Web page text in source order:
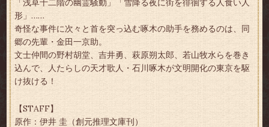
「浅草十二階の幽霊騒動」「雪降る夜に街を徘徊する人食い人
形」……
奇怪な事件に次々と首を突っ込む啄木の助手を務めるのは、同
郷の先輩・金田一京助。
文士仲間の野村胡堂、吉井勇、萩原朔太郎、若山牧水らを巻き
込んで、人たらしの天才歌人・石川啄木が文明開化の東京を駆
け抜ける！
【STAFF】
原作：伊井 圭（創元推理文庫刊）